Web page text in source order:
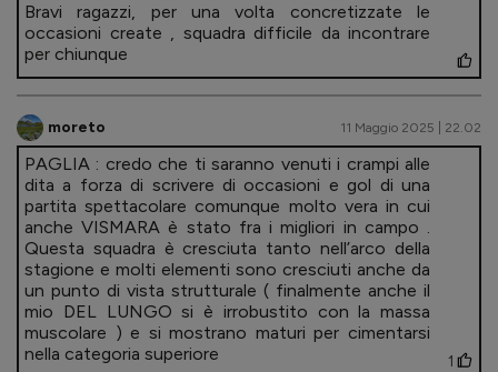
Bravi ragazzi, per una volta concretizzate le
occasioni create , squadra difficile da incontrare
per chiunque
moreto 11 Maggio 2025 | 22.02
PAGLIA : credo che ti saranno venuti i crampi alle
dita a forza di scrivere di occasioni e gol di una
partita spettacolare comunque molto vera in cui
anche VISMARA è stato fra i migliori in campo .
Questa squadra è cresciuta tanto nell’arco della
stagione e molti elementi sono cresciuti anche da
un punto di vista strutturale ( finalmente anche il
mio DEL LUNGO si è irrobustito con la massa
muscolare ) e si mostrano maturi per cimentarsi
nella categoria superiore
1